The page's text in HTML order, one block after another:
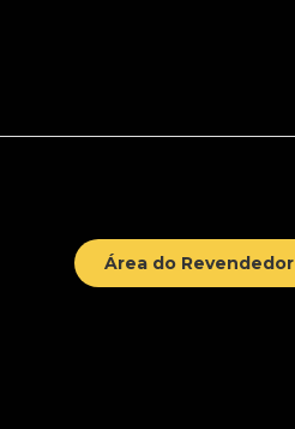
Área do Revendedor